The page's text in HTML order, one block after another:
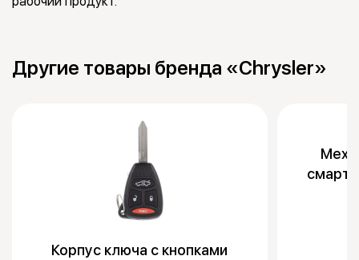
Другие товары бренда «Chrysler»
Корпус ключа с кнопками
смарт